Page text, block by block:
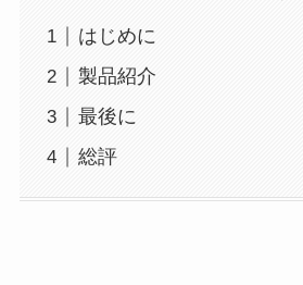
はじめに
製品紹介
最後に
総評